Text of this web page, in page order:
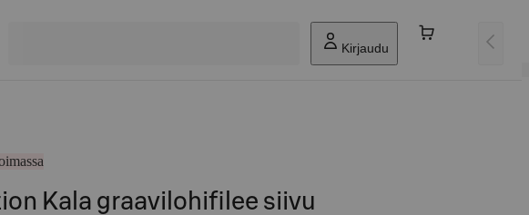
Kirjaudu
Kala graavilohifilee siivu